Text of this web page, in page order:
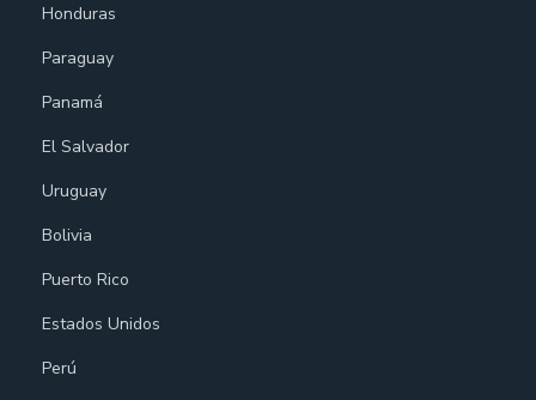
Honduras
Paraguay
Panamá
El Salvador
Uruguay
Bolivia
Puerto Rico
Estados Unidos
Perú